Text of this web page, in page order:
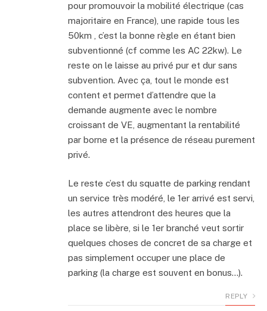
pour promouvoir la mobilité électrique (cas
majoritaire en France), une rapide tous les
50km , c’est la bonne règle en étant bien
subventionné (cf comme les AC 22kw). Le
reste on le laisse au privé pur et dur sans
subvention. Avec ça, tout le monde est
content et permet d’attendre que la
demande augmente avec le nombre
croissant de VE, augmentant la rentabilité
par borne et la présence de réseau purement
privé.
Le reste c’est du squatte de parking rendant
un service très modéré, le 1er arrivé est servi,
les autres attendront des heures que la
place se libère, si le 1er branché veut sortir
quelques choses de concret de sa charge et
pas simplement occuper une place de
parking (la charge est souvent en bonus…).
REPLY